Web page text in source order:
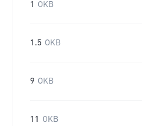
1 OKB
1.5 OKB
9 OKB
11 OKB